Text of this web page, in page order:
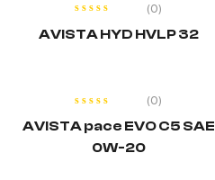
(0)
AVISTA HYD HVLP 32
(0)
AVISTA pace EVO C5 SAE
0W-20